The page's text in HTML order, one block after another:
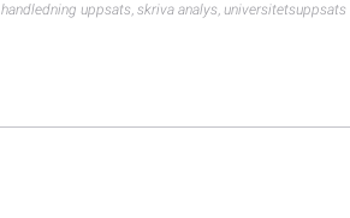
handledning uppsats, skriva analys, universitetsuppsats